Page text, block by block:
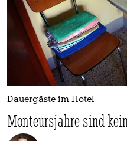
Dauergäste im Hotel
Monteursjahre sind